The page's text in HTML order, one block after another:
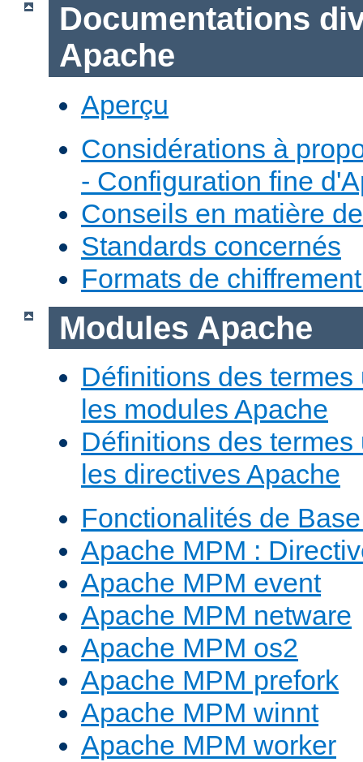
Documentations
Apache
Aperçu
Considérations à
- Configuration fine
Conseils en matière
Standards concernés
Formats de
Modules Apache
Définitions des
les modules Apache
Définitions des
les directives Apache
Fonctionalités de
Apache MPM :
Apache MPM event
Apache MPM netware
Apache MPM os2
Apache MPM prefork
Apache MPM winnt
Apache MPM worker